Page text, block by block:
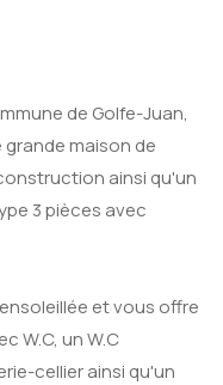
de Golfe-Juan,
grande maison de
ainsi qu'un
3 pièces avec
et vous offre
W.C, un W.C
cellier ainsi qu'un